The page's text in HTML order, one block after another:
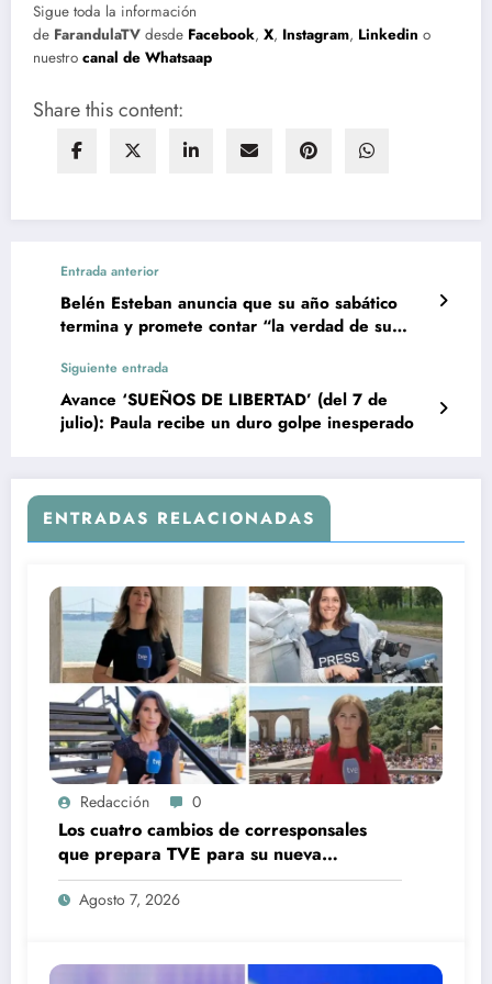
Sigue toda la información
de FarandulaTV desde Facebook, X, Instagram, Linkedin o
nuestro canal de Whatsaap
Share this content:
Entrada anterior
Belén Esteban anuncia que su año sabático
termina y promete contar “la verdad de su
Siguiente entrada
Avance ‘SUEÑOS DE LIBERTAD’ (del 7 de
julio): Paula recibe un duro golpe inesperado
ENTRADAS RELACIONADAS
Redacción 0
Los cuatro cambios de corresponsales
que prepara TVE para su nueva
temporada
Agosto 7, 2026